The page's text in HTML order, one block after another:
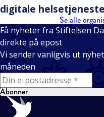
digitale
Se alle
Få nyheter fra Stiftelsen
direkte på epost
Vi sender vanligvis ut
måneden
E-mail
Abonner
Bunntekst